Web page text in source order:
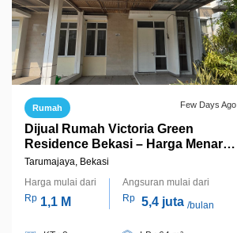
Rumah Few Days Ago
Dijual Rumah Victoria Green
Residence Bekasi – Harga Menarik,
Siap Nego
Tarumajaya, Bekasi
Harga mulai dari
Rp 1,1 M
Angsuran mulai dari
Rp 5,4 juta /bulan